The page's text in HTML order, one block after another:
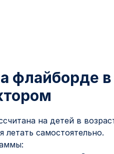
флайборде
на детей в
летать самостоятельно.